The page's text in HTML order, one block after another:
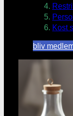
Kost
bliv